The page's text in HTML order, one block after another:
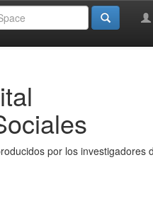
por los investigadores